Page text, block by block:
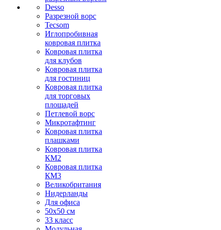
Desso
Разрезной ворс
Tecsom
Иглопробивная
ковровая плитка
Ковровая плитка
для клубов
Ковровая плитка
для гостиниц
Ковровая плитка
для торговых
площадей
Петлевой ворс
Микротафтинг
Ковровая плитка
плашками
Ковровая плитка
КМ2
Ковровая плитка
КМ3
Великобритания
Нидерланды
Для офиса
50х50 см
33 класс